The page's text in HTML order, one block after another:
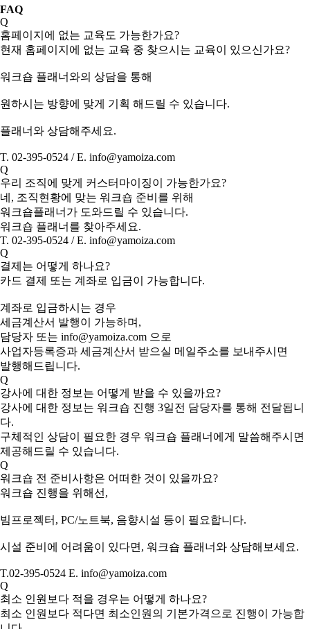
FAQ
Q
홈페이지에 없는 교육도 가능한가요?
현재 홈페이지에 없는 교육 중 찾으시는 교육이 있으신가요?
워크숍 플래너와의 상담을 통해
원하시는 방향에 맞게 기획 해드릴 수 있습니다.
플래너와 상담해주세요.
T. 02-395-0524 / E. info@yamoiza.com
Q
우리 조직에 맞게 커스터마이징이 가능한가요?
네, 조직현황에 맞는 워크숍 준비를 위해
워크숍플래너가 도와드릴 수 있습니다.
워크숍 플래너를 찾아주세요.
T. 02-395-0524 / E. info@yamoiza.com
Q
결제는 어떻게 하나요?
카드 결제 또는 계좌로 입금이 가능합니다.
계좌로 입금하시는 경우
세금계산서 발행이 가능하며,
담당자 또는 info@yamoiza.com 으로
사업자등록증과 세금계산서 받으실 메일주소를 보내주시면
발행해드립니다.
Q
강사에 대한 정보는 어떻게 받을 수 있을까요?
강사에 대한 정보는 워크숍 진행 3일전 담당자를 통해 전달됩니
다.
구체적인 상담이 필요한 경우 워크숍 플래너에게 말씀해주시면
제공해드릴 수 있습니다.
Q
워크숍 전 준비사항은 어떠한 것이 있을까요?
워크숍 진행을 위해선,
빔프로젝터, PC/노트북, 음향시설 등이 필요합니다.
시설 준비에 어려움이 있다면, 워크숍 플래너와 상담해보세요.
T.02-395-0524 E. info@yamoiza.com
Q
최소 인원보다 적을 경우는 어떻게 하나요?
최소 인원보다 적다면 최소인원의 기본가격으로 진행이 가능합